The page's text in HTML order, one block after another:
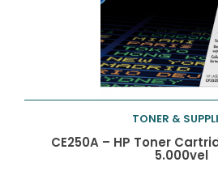
Toevoegen aan
TONER &
CE250A – HP Toner
5.000vel